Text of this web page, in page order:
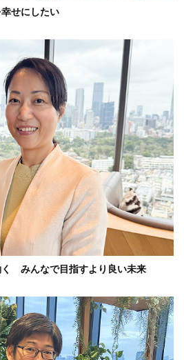
せにしたい
く みんなで目指すより良い未来